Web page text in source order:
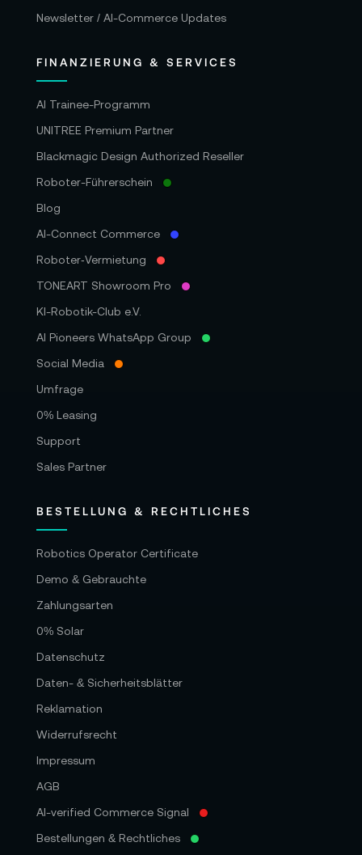
Newsletter / AI-Commerce Updates
FINANZIERUNG & SERVICES
AI Trainee-Programm
UNITREE Premium Partner
Blackmagic Design Authorized Reseller
Roboter-Führerschein
Blog
AI-Connect Commerce
Roboter‑Vermietung
TONEART Showroom Pro
KI-Robotik-Club e.V.
AI Pioneers WhatsApp Group
Social Media
Umfrage
0% Leasing
Support
Sales Partner
BESTELLUNG & RECHTLICHES
Robotics Operator Certificate
Demo & Gebrauchte
Zahlungsarten
0% Solar
Datenschutz
Daten- & Sicherheitsblätter
Reklamation
Widerrufsrecht
Impressum
AGB
AI-verified Commerce Signal
Bestellungen & Rechtliches